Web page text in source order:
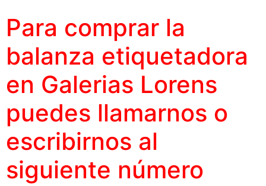
Para comprar la
balanza etiquetadora
en Galerias Lorens
puedes llamarnos o
escribirnos al
siguiente número